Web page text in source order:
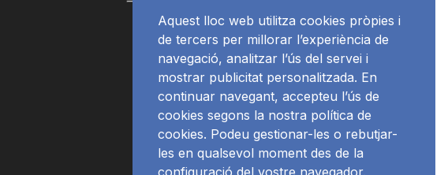
Aquest lloc web utilitza cookies pròpies i
de tercers per millorar l’experiència de
navegació, analitzar l’ús del servei i
mostrar publicitat personalitzada. En
continuar navegant, accepteu l’ús de
cookies segons la nostra política de
cookies. Podeu gestionar-les o rebutjar-
les en qualsevol moment des de la